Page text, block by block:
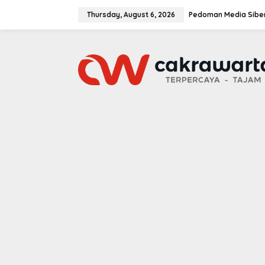
Thursday, August 6, 2026 Pedoman Media